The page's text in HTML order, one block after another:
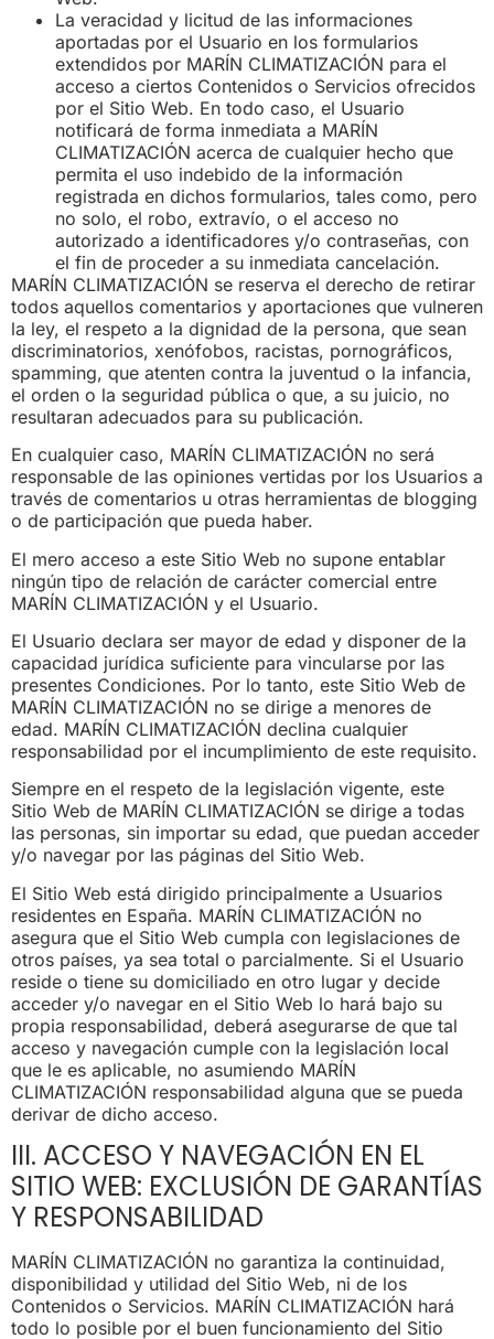
La veracidad y licitud de las informaciones
aportadas por el Usuario en los formularios
extendidos por MARÍN CLIMATIZACIÓN para el
acceso a ciertos Contenidos o Servicios ofrecidos
por el Sitio Web. En todo caso, el Usuario
notificará de forma inmediata a MARÍN
CLIMATIZACIÓN acerca de cualquier hecho que
permita el uso indebido de la información
registrada en dichos formularios, tales como, pero
no solo, el robo, extravío, o el acceso no
autorizado a identificadores y/o contraseñas, con
el fin de proceder a su inmediata cancelación.
MARÍN CLIMATIZACIÓN se reserva el derecho de retirar
todos aquellos comentarios y aportaciones que vulneren
la ley, el respeto a la dignidad de la persona, que sean
discriminatorios, xenófobos, racistas, pornográficos,
spamming, que atenten contra la juventud o la infancia,
el orden o la seguridad pública o que, a su juicio, no
resultaran adecuados para su publicación.
En cualquier caso, MARÍN CLIMATIZACIÓN no será
responsable de las opiniones vertidas por los Usuarios a
través de comentarios u otras herramientas de blogging
o de participación que pueda haber.
El mero acceso a este Sitio Web no supone entablar
ningún tipo de relación de carácter comercial entre
MARÍN CLIMATIZACIÓN y el Usuario.
El Usuario declara ser mayor de edad y disponer de la
capacidad jurídica suficiente para vincularse por las
presentes Condiciones. Por lo tanto, este Sitio Web de
MARÍN CLIMATIZACIÓN no se dirige a menores de
edad. MARÍN CLIMATIZACIÓN declina cualquier
responsabilidad por el incumplimiento de este requisito.
Siempre en el respeto de la legislación vigente, este
Sitio Web de MARÍN CLIMATIZACIÓN se dirige a todas
las personas, sin importar su edad, que puedan acceder
y/o navegar por las páginas del Sitio Web.
El Sitio Web está dirigido principalmente a Usuarios
residentes en España. MARÍN CLIMATIZACIÓN no
asegura que el Sitio Web cumpla con legislaciones de
otros países, ya sea total o parcialmente. Si el Usuario
reside o tiene su domiciliado en otro lugar y decide
acceder y/o navegar en el Sitio Web lo hará bajo su
propia responsabilidad, deberá asegurarse de que tal
acceso y navegación cumple con la legislación local
que le es aplicable, no asumiendo MARÍN
CLIMATIZACIÓN responsabilidad alguna que se pueda
derivar de dicho acceso.
III. ACCESO Y NAVEGACIÓN EN EL
SITIO WEB: EXCLUSIÓN DE GARANTÍAS
Y RESPONSABILIDAD
MARÍN CLIMATIZACIÓN no garantiza la continuidad,
disponibilidad y utilidad del Sitio Web, ni de los
Contenidos o Servicios. MARÍN CLIMATIZACIÓN hará
todo lo posible por el buen funcionamiento del Sitio